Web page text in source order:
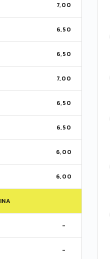
7,00
6,50
6,50
7,00
6,50
6,50
6,00
6,00
-
-